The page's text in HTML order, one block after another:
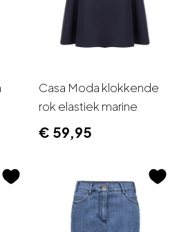
Casa Moda klokkende
rok elastiek marine
€ 59,95